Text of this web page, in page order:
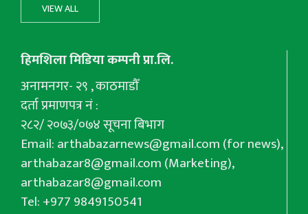
VIEW ALL
हिमशिला मिडिया कम्पनी प्रा.लि.
अनामनगर- २९ , काठमाडौँ
दर्ता प्रमाणपत्र नं :
२८२/ २०७३/०७४ सूचना बिभाग
Email:arthabazarnews@gmail.com(for news),
arthabazar8@gmail.com(Marketing),
arthabazar8@gmail.com
Tel: +977 9849150541